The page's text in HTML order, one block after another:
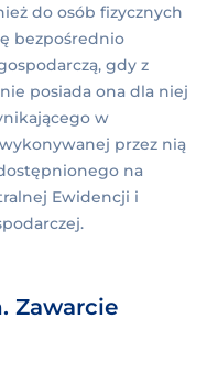
do osób fizycznych
bezpośrednio
gdy z
posiada ona dla niej
w
przez nią
na
Ewidencji i
Zawarcie